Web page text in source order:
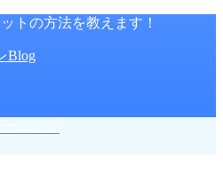
トの方法を教えます！
Blog